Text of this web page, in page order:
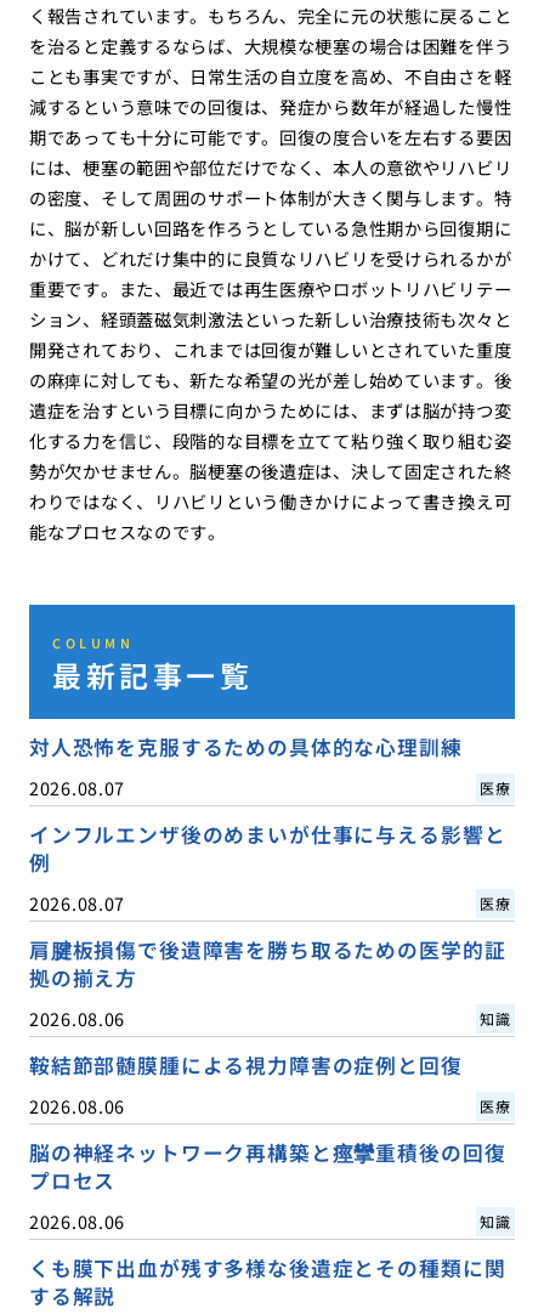
く報告されています。もちろん、完全に元の状態に戻ること
を治ると定義するならば、大規模な梗塞の場合は困難を伴う
ことも事実ですが、日常生活の自立度を高め、不自由さを軽
減するという意味での回復は、発症から数年が経過した慢性
期であっても十分に可能です。回復の度合いを左右する要因
には、梗塞の範囲や部位だけでなく、本人の意欲やリハビリ
の密度、そして周囲のサポート体制が大きく関与します。特
に、脳が新しい回路を作ろうとしている急性期から回復期に
かけて、どれだけ集中的に良質なリハビリを受けられるかが
重要です。また、最近では再生医療やロボットリハビリテー
ション、経頭蓋磁気刺激法といった新しい治療技術も次々と
開発されており、これまでは回復が難しいとされていた重度
の麻痺に対しても、新たな希望の光が差し始めています。後
遺症を治すという目標に向かうためには、まずは脳が持つ変
化する力を信じ、段階的な目標を立てて粘り強く取り組む姿
勢が欠かせません。脳梗塞の後遺症は、決して固定された終
わりではなく、リハビリという働きかけによって書き換え可
能なプロセスなのです。
COLUMN
最新記事一覧
対人恐怖を克服するための具体的な心理訓練
2026.08.07 医療
インフルエンザ後のめまいが仕事に与える影響と
例
2026.08.07 医療
肩腱板損傷で後遺障害を勝ち取るための医学的証
拠の揃え方
2026.08.06 知識
鞍結節部髄膜腫による視力障害の症例と回復
2026.08.06 医療
脳の神経ネットワーク再構築と痙攣重積後の回復
プロセス
2026.08.06 知識
くも膜下出血が残す多様な後遺症とその種類に関
する解説